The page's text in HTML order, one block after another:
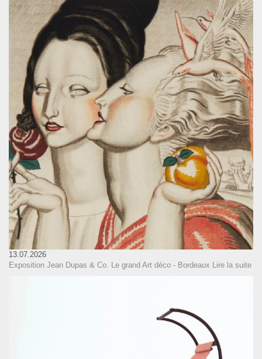
13.07.2026
Exposition Jean Dupas & Co. Le grand Art déco - Bordeaux Lire la suite